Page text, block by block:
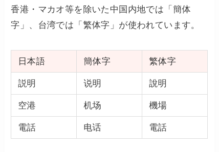
香港・マカオ等を除いた中国内地では「簡体
字」、台湾では「繁体字」が使われています。
日本語 簡体字 繁体字
説明 说明 說明
空港 机场 機場
電話 电话 電話